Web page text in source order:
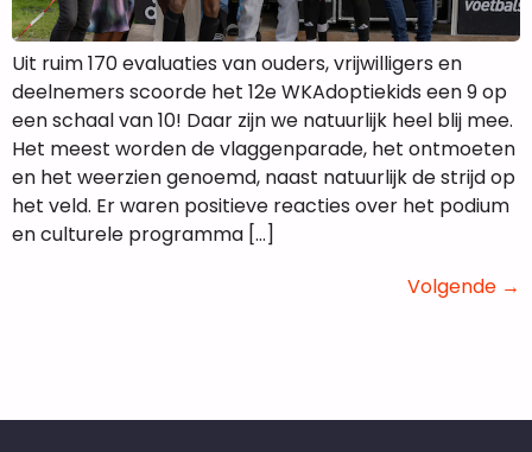
Uit ruim 170 evaluaties van ouders, vrijwilligers en
deelnemers scoorde het 12e WKAdoptiekids een 9 op
een schaal van 10! Daar zijn we natuurlijk heel blij mee.
Het meest worden de vlaggenparade, het ontmoeten
en het weerzien genoemd, naast natuurlijk de strijd op
het veld. Er waren positieve reacties over het podium
en culturele programma […]
Volgende →